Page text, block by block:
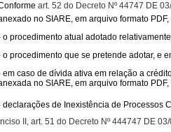
art. 52 do Decreto Nº 44747 DE
no SIARE, em arquivo formato
o procedimento atual adotado
o procedimento que se pretende adotar, e
em caso de dívida ativa em relação a
no SIARE, em arquivo formato
declarações de Inexistência de Processos
II, art. 51 do Decreto Nº 444747 DE